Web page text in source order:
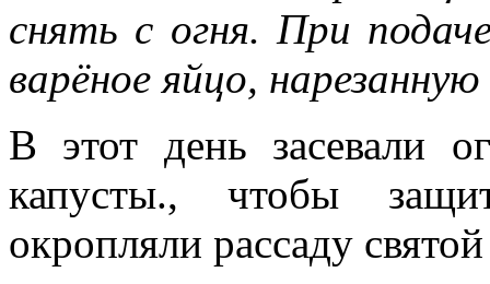
снять с огня. При
варёное яйцо, нарезанную
В этот день засевали
капусты., чтобы
окропляли рассаду